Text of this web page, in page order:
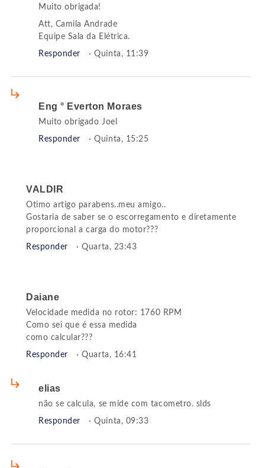
Muito obrigada!
Att, Camila Andrade
Equipe Sala da Elétrica.
Responder · Quinta, 11:39
Eng ° Everton Moraes
Muito obrigado Joel
Responder · Quinta, 15:25
VALDIR
Otimo artigo parabens..meu amigo..
Gostaria de saber se o escorregamento e diretamente
proporcional a carga do motor???
Responder · Quarta, 23:43
Daiane
Velocidade medida no rotor: 1760 RPM
Como sei que é essa medida
como calcular???
Responder · Quarta, 16:41
elias
não se calcula, se mide com tacometro. slds
Responder · Quinta, 09:33